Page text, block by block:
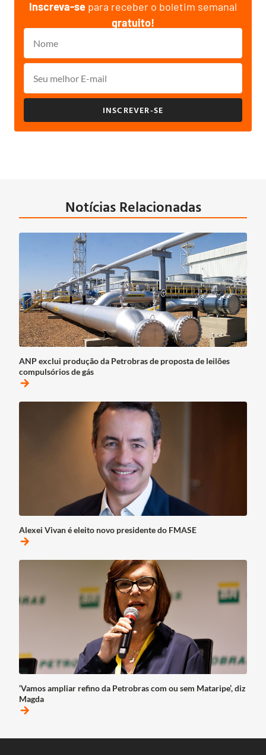
Inscreva-se para receber o boletim semanal
gratuito!
INSCREVER-SE
Notícias Relacionadas
ANP exclui produção da Petrobras de proposta de leilões
compulsórios de gás
arrow_forward
Alexei Vivan é eleito novo presidente do FMASE
arrow_forward
‘Vamos ampliar refino da Petrobras com ou sem Mataripe’, diz
Magda
arrow_forward